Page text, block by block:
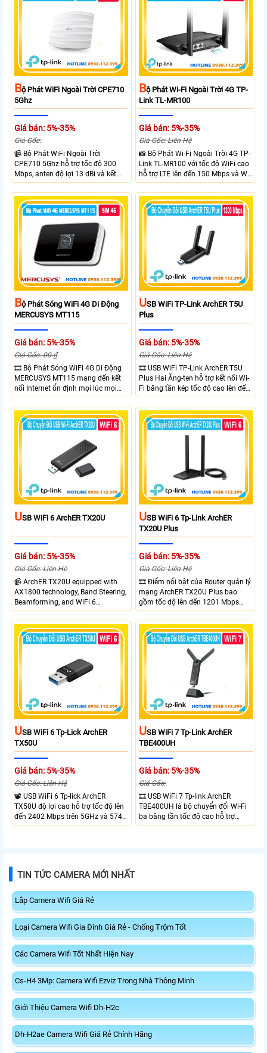
BỘ Phát WiFi Ngoài Trời CPE710
5Ghz
Giá bán: 5%-35%
Giá Gốc:
📹 Bộ Phát WiFi Ngoài Trời
CPE710 5Ghz hỗ trợ tốc độ 300
Mbps, anten độ lợi 13 dBi và kết
nối đường dài trên 10 km trong
điều kiện phù hợp. Trang bị cổng
Ethernet Shielded 10/100 Mbps, hỗ
trợ PoE Passive, MAXtream TDMA,
quản lý tập trung và phân tích
quang phổ. Chuẩn IPX5 giúp tăng
khả năng chống chịu thời tiết.
BỘ Phát Wi-Fi Ngoài Trời 4G TP-
Link TL-MR100
Giá bán: 5%-35%
Giá Gốc: Liên Hệ
📸 Bộ Phát Wi-Fi Ngoài Trời 4G TP-
Link TL-MR100 với tốc độ WiFi cao
hỗ trợ LTE lên đến 150 Mbps và Wi-
Fi 2.4 GHz lên đến 300 Mbps với
thiết kế với vỏ chống chịu thời tiết
chuẩn IP65, chống sét ±6kV và
chống tĩnh điện ±15kV
BỘ Phát Sóng WiFi 4G Di Động
MERCUSYS MT115
Giá bán: 5%-35%
Giá Gốc: 00 ₫
🎞 Bộ Phát Sóng WiFi 4G Di Động
MERCUSYS MT115 mang đến kết
nối Internet ổn định mọi lúc mọi
nơi với tốc độ 4G LTE tải xuống lên
đến 150Mbps. Chuẩn WiFi 6
AX300, pin 2400mAh hoạt động
đến 10 giờ và khả năng kết nối
USB WiFi TP-Link ArchER T5U
Plus
Giá bán: 5%-35%
Giá Gốc: Liên Hệ
🎞 USB WiFi TP-Link ArchER T5U
Plus Hai Ăng-ten hỗ trợ kết nối Wi-
Fi băng tần kép tốc độ cao lên đến
1300 Mbps. Hai ăng-ten ngoài kết
hợp công nghệ Beamforming giúp
tăng cường tín hiệu và vùng phủ
sóng. USB 3.0 cho tốc độ truyền dữ
liệu nhanh. Hỗ trợ Windows 10/11
và cài đặt dễ dàng không cần đĩa
tư
USB WiFi 6 ArchER TX20U
Giá bán: 5%-35%
Giá Gốc: Liên Hệ
📹 ArchER TX20U equipped with
AX1800 technology, Band Steering,
Beamforming, and WiFi 6
transmission. Band Steering
technology optimizes connections,
Beamforming enhances signal
focus for better coverage. Upgrade
leading-edge features.
USB WiFi 6 Tp-Link ArchER
TX20U Plus
Giá bán: 5%-35%
Giá Gốc: Liên Hệ
🎞 Điểm nổi bật của Router quản lý
mạng ArchER TX20U Plus bao
gồm tốc độ lên đến 1201 Mbps
trên băng tần 5 GHz và 574 Mbps
trên băng tần 2.4 GHz. công nghệ
Band Steering, Beamforming và
Wifi 6 cung cấp hiệu suất cao và
ổn định cho mạng Wi-Fi của bạn.
USB WiFi 6 Tp-Lick ArchER
TX50U
Giá bán: 5%-35%
Giá Gốc: Liên Hệ
📽 USB WiFi 6 Tp-lick ArchER
TX50U độ lợi cao hỗ trợ tốc độ lên
đến 2402 Mbps trên 5GHz và 574
Mbps trên 2.4GHz mang đến kết
3.0 tốc độ cao hỗ trợ truyền tải dữ
liệu nhanh, kết hợp WPA3 tăng
USB WiFi 7 Tp-Link ArchER
TBE400UH
Giá bán: 5%-35%
Giá Gốc:
🎞 USB WiFi 7 Tp-link ArchER
TBE400UH là bộ chuyển đổi Wi-Fi
ba băng tần tốc độ cao hỗ trợ
2882 Mbps trên 6GHz, 2882 Mbps
TIN TỨC CAMERA MỚI NHẤT
Lắp Camera Wifi Giá Rẻ
Loại Camera Wifi Gia Đình Giá Rẻ - Chống Trộm Tốt
Các Camera Wifi Tốt Nhất Hiện Nay
Cs-H4 3Mp: Camera Wifi Ezviz Trong Nhà Thông Minh
Giới Thiệu Camera Wifi Dh-H2c
Dh-H2ae Camera Wifi Giá Rẻ Chính Hãng